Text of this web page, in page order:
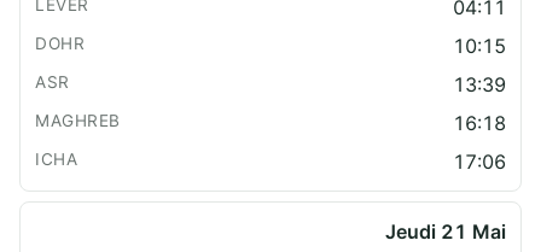
04:11
10:15
13:39
16:18
17:06
Jeudi 21 Mai